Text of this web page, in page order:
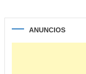
ANUNCIOS